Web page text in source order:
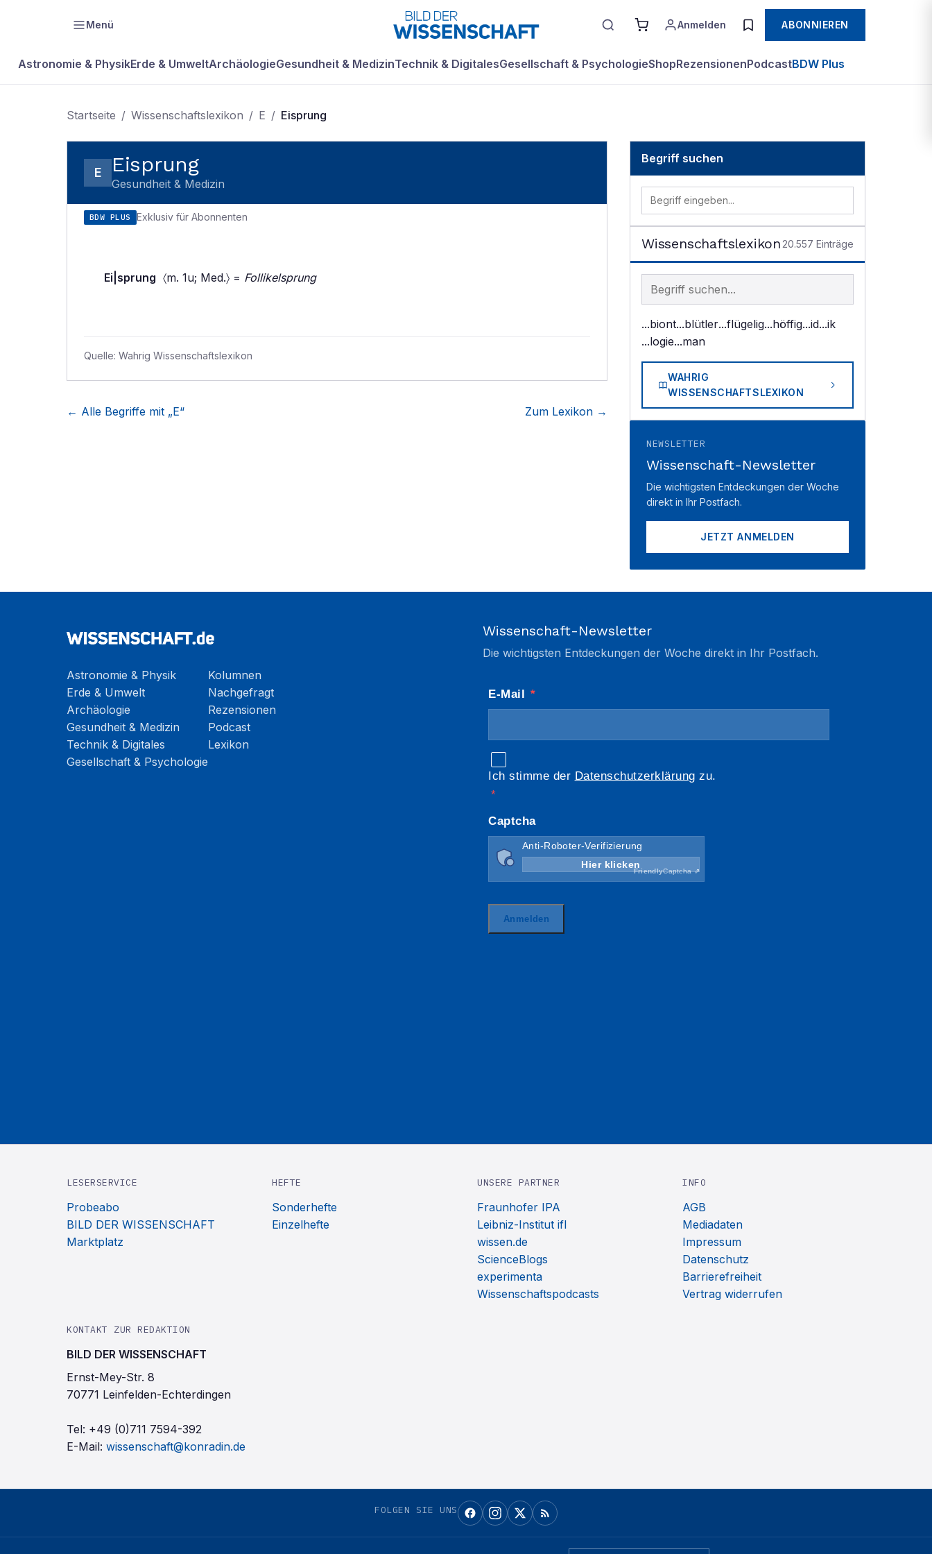
Menü Anmelden ABONNIEREN
Astronomie & PhysikErde & UmweltArchäologieGesundheit & MedizinTechnik & DigitalesGesellschaft & PsychologieShopRezensionenPodcastBDW Plus
Startseite / Wissenschaftslexikon / E / Eisprung
E Eisprung
Gesundheit & Medizin
BDW PLUS Exklusiv für Abonnenten
Ei|sprung 〈m. 1u; Med.〉 = Follikelsprung
Quelle: Wahrig Wissenschaftslexikon
← Alle Begriffe mit „E“ Zum Lexikon →
Begriff suchen
Wissenschaftslexikon 20.557 Einträge
Begriff im Lexikon suchen
...biont...blütler...flügelig...höffig...id...ik
...logie...man
WAHRIG
WISSENSCHAFTSLEXIKON
NEWSLETTER
Wissenschaft-Newsletter
Die wichtigsten Entdeckungen der Woche
direkt in Ihr Postfach.
JETZT ANMELDEN
Astronomie & Physik
Erde & Umwelt
Archäologie
Gesundheit & Medizin
Technik & Digitales
Gesellschaft & Psychologie
Kolumnen
Nachgefragt
Rezensionen
Podcast
Lexikon
Wissenschaft-Newsletter
Die wichtigsten Entdeckungen der Woche direkt in Ihr Postfach.
LESERSERVICE
Probeabo
BILD DER WISSENSCHAFT
Marktplatz
HEFTE
Sonderhefte
Einzelhefte
UNSERE PARTNER
Fraunhofer IPA
Leibniz-Institut ifl
wissen.de
ScienceBlogs
experimenta
Wissenschaftspodcasts
INFO
AGB
Mediadaten
Impressum
Datenschutz
Barrierefreiheit
Vertrag widerrufen
KONTAKT ZUR REDAKTION
BILD DER WISSENSCHAFT
Ernst-Mey-Str. 8
70771 Leinfelden-Echterdingen
Tel: +49 (0)711 7594-392
E-Mail: wissenschaft@konradin.de
FOLGEN SIE UNS